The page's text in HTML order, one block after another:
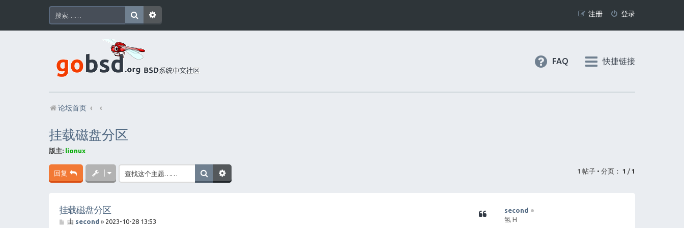
登录
注册
快捷链接
FAQ
论坛首页
挂载磁盘分区
版主: lionux
回复 1 帖子 • 分页： 1 / 1
second
氢 H
挂载磁盘分区
帖
由 second » 2023-10-28 13:53